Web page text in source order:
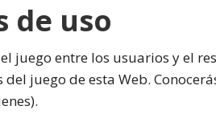
de uso
juego entre los usuarios y el
juego de esta Web.